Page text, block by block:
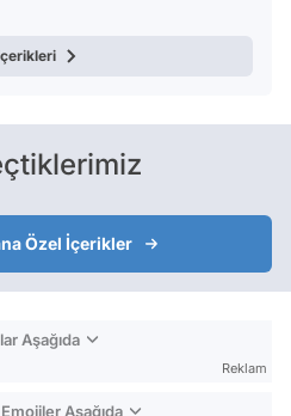
Özel İçerikler
Aşağıda
Reklam
Aşağıda